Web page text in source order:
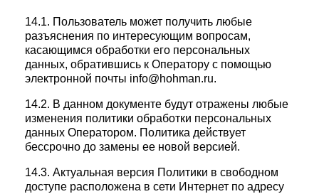
14.1. Пользователь может получить любые
разъяснения по интересующим вопросам,
касающимся обработки его персональных
данных, обратившись к Оператору с помощью
электронной почты info@hohman.ru.
14.2. В данном документе будут отражены любые
изменения политики обработки персональных
данных Оператором. Политика действует
бессрочно до замены ее новой версией.
14.3. Актуальная версия Политики в свободном
доступе расположена в сети Интернет по адресу